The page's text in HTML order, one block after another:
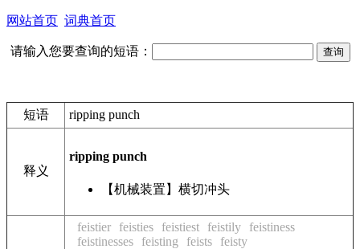
网站首页 词典首页
请输入您要查询的短语：
短语 ripping punch
释义
ripping punch
【机械装置】横切冲头
feistier feisties feistiest feistily
feistiness
feistinesses
feisting feists
feisty